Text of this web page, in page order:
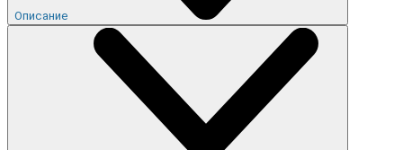
Описание